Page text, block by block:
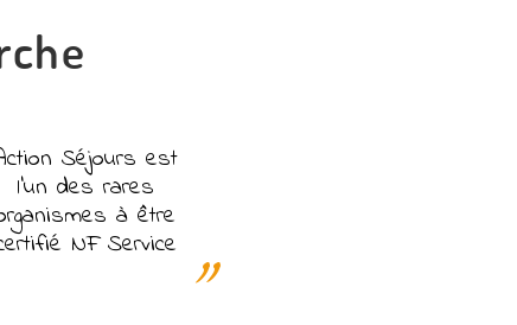
Séjours est
l'un des rares
à être
NF Service